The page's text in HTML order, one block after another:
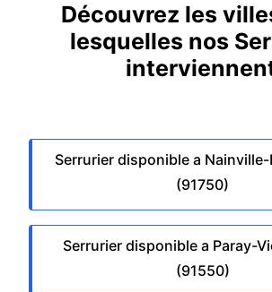
Découvrez les
lesquelles nos
Serrurier disponible a
(91750)
Serrurier disponible a Paray-
(91550)